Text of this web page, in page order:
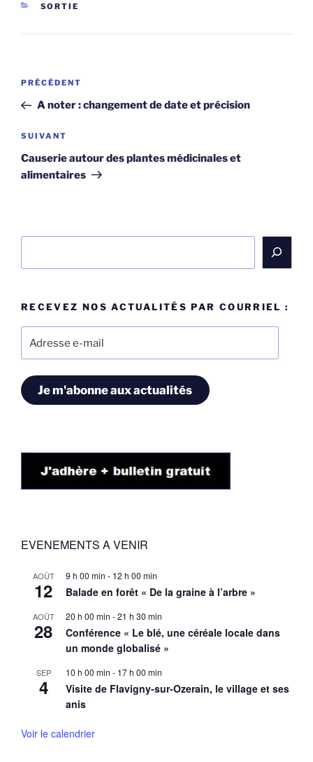
CATÉGORIES
SORTIE
Navigation
l’article
Article
précédent
PRÉCÉDENT
A noter : changement de date et précision
Article
suivant
SUIVANT
Causerie autour des plantes médicinales et
alimentaires
RECEVEZ NOS ACTUALITÉS PAR COURRIEL :
e-
Je m'abonne aux actualités
EVENEMENTS A VENIR
AOÛT
12
9 h 00 min - 12 h 00 min
Balade en forêt « De la graine à l’arbre »
AOÛT
28
20 h 00 min -21 h 30 min
Conférence « Le blé, une céréale locale dans
un monde globalisé »
SEP
4
10 h 00 min - 17 h 00 min
Visite de Flavigny-sur-Ozerain, le village et ses
anis
Voir le calendrier